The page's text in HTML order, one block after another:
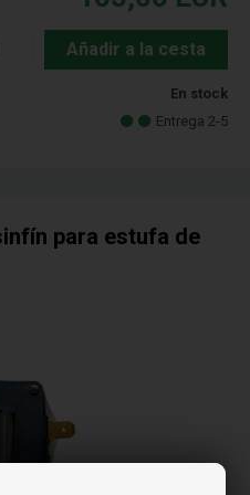
Añadir a la cesta
En stock
Entrega 2-5
para estufa de